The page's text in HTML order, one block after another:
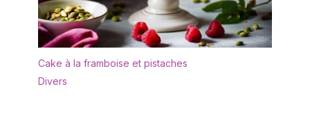
expérience spectaculaire
qui fera sourire tout le
monde
Cake à la framboise et pistaches
Divers